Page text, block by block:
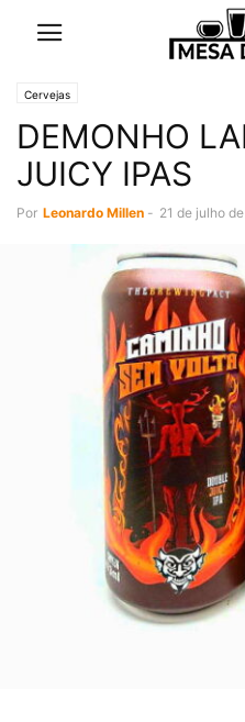
Cervejas
DEMONHO
JUICY IPAS
Por Leonardo Millen - 21 de julho